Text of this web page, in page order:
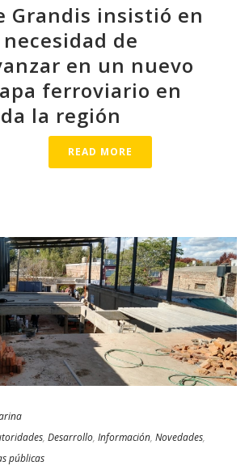
Grandis insistió en
de
en un nuevo
ferroviario en
la región
READ MORE
, Desarrollo, Información, Novedades,
públicas